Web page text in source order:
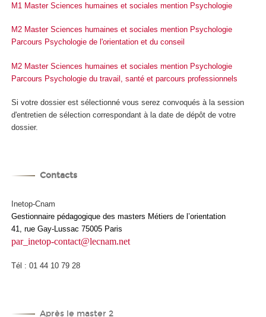
M1 Master Sciences humaines et sociales mention Psychologie
M2 Master Sciences humaines et sociales mention Psychologie
Parcours Psychologie de l'orientation et du conseil
M2 Master Sciences humaines et sociales mention Psychologie
Parcours Psychologie du travail, santé et parcours professionnels
Si votre dossier est sélectionné vous serez convoqués à la session
d'entretien de sélection correspondant à la date de dépôt de votre
dossier.
Contacts
Inetop-Cnam
Gestionnaire pédagogique des masters Métiers de l’orientation
41, rue Gay-Lussac 75005 Paris
par_inetop-contact@lecnam.net
Tél : 01 44 10 79 28
Après le master 2